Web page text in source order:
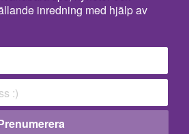
inredning med hjälp av